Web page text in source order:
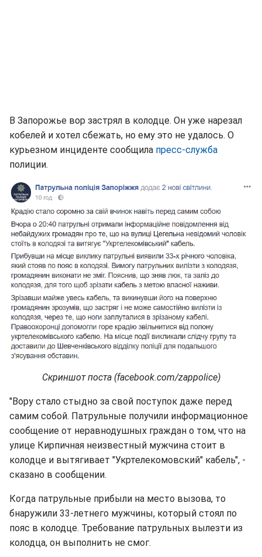
В Запорожье вор застрял в колодце. Он уже нарезал
кобелей и хотел сбежать, но ему это не удалось. О
курьезном инциденте сообщила пресс-служба
полиции.
Скриншот поста (facebook.com/zappolice)
"Вору стало стыдно за свой поступок даже перед
самим собой. Патрульные получили информационное
сообщение от неравнодушных граждан о том, что на
улице Кирпичная неизвестный мужчина стоит в
колодце и вытягивает "Укртелекомовский" кабель", -
сказано в сообщении.
Когда патрульные прибыли на место вызова, то
бнаружили 33-летнего мужчины, который стоял по
пояс в колодце. Требование патрульных вылезти из
колодца, он выполнить не смог.